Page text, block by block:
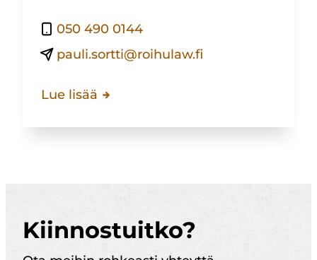
050 490 0144
pauli.sortti@roihulaw.fi
Lue lisää
Kiinnostuitko?